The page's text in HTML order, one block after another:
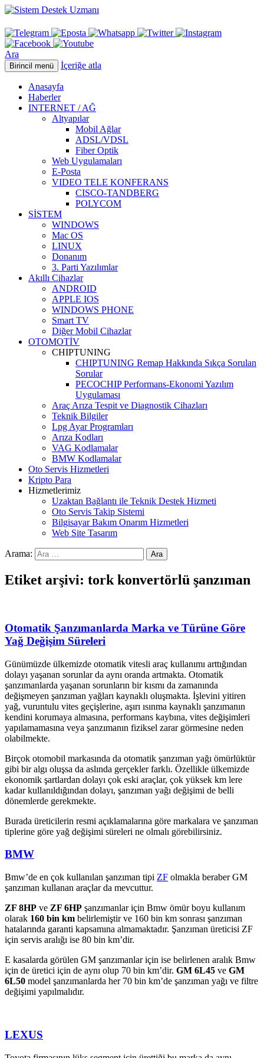
Ara
Birincil menü İçeriğe atla
Anasayfa
Haberler
INTERNET / AĞ
Altyapılar
Mobil Ağlar
ADSL/VDSL
Fiber Optik
Web Uygulamaları
E-Posta
VIDEO TELE KONFERANS
CISCO-TANDBERG
POLYCOM
SİSTEM
WINDOWS
Mac OS
LINUX
Donanım
3. Parti Yazılımlar
Akıllı Cihazlar
ANDROID
APPLE IOS
WINDOWS PHONE
Smart TV
Diğer Mobil Cihazlar
OTOMOTİV
CHIPTUNING
CHIPTUNING Remap Hakkında Sıkça Sorulan
Sorular
PECOCHIP Performans-Ekonomi Yazılım
Uygulaması
Araç Arıza Tespit ve Diagnostik Cihazları
Teknik Bilgiler
Lpg Ayar Programları
Arıza Kodları
VAG Kodlamalar
BMW Kodlamalar
Oto Servis Hizmetleri
Kripto Para
Hizmetlerimiz
Uzaktan Bağlantı ile Teknik Destek Hizmeti
Oto Servis Takip Sistemi
Bilgisayar Bakım Onarım Hizmetleri
Web Site Tasarım
Arama:
Etiket arşivi: tork konvertörlü şanzıman
Otomatik Şanzımanlarda Marka ve Türüne Göre
Yağ Değişim Süreleri
Günümüzde ülkemizde otomatik vitesli araç kullanımı arttığından
dolayı yaşanan sorunlar da aynı oranda artmakta. Otomatik
şanzımanlarda yaşanan sorunların bir kısmı da zamanında
değişmeyen şanzıman yağları kaynaklı oluşmakta. İşlevini yitiren
yağ, vuruntulu vites geçişlerine, aşırı ısınma kaynaklı şanzımanın
kendini korumaya almasına, performans kaybına, vites değişimleri
yapılamamasına veya şanzımanın fiziksel zarar görmesine neden
olabilmekte.
Birçok otomobil markasında da otomatik şanzıman yağı ömürlüktür
gibi bir algı oluşsa da aslında gerçekler farklı. Özellikle ülkemizde
ekonomik şartlardan dolayı çok eski araçlar, çok yüksek km lere
kadar kullanıldığından dolayı, şanzıman yağı değişimi de belli
dönemlerde gerekmekte.
Burada üreticilerin resmi açıklamalarına göre markalara ve şanzıman
tiplerine göre yağ değişimi süreleri ne olmalı görebilirsiniz.
BMW
Bmw’de en çok kullanılan şanzıman tipi ZF olmakla beraber GM
şanzıman kullanan araçlar da mevcuttur.
ZF 8HP ve ZF 6HP şanzımanlar için Bmw ömür boyu kullanım
olarak 160 bin km belirlemiştir ve 160 bin km sonrası şanzıman
hatalarında garanti kapsamına almamaktadır. Şanzıman üreticisi ZF
için servis aralığı ise 80 bin km’dir.
E kasalarda görülen GM şanzımanlar için ise belirlenen aralık Bmw
için de üretici için de aynı olup 70 bin km’dir. GM 6L45 ve GM
6L50 model şanzımanlarda her 70 bin km’de şanzıman yağı ve filtre
değişimi yapılmalıdır.
LEXUS